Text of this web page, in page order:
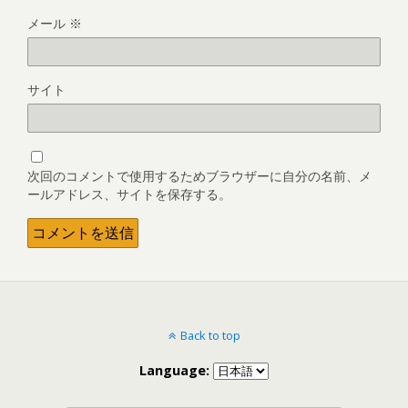
メール ※
サイト
次回のコメントで使用するためブラウザーに自分の名前、メ
ールアドレス、サイトを保存する。
Back to top
Language: